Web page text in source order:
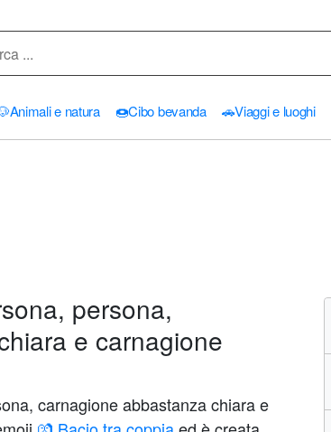
Animali e natura 🍩Cibo bevanda 🚗Viaggi e luoghi
persona,
e carnagione
carnagione abbastanza chiara e